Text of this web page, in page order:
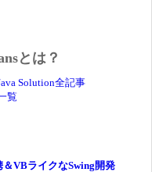
とは？
Solution全記事
覧
＆VBライクなSwing開発